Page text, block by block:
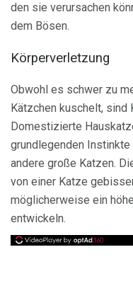
den sie verursachen
dem Bösen.
Körperverletzung
Obwohl es schwer zu
Kätzchen kuschelt, sind
Domestizierte
grundlegenden Instinkte
andere große Katzen.
von einer Katze
möglicherweise ein
entwickeln.